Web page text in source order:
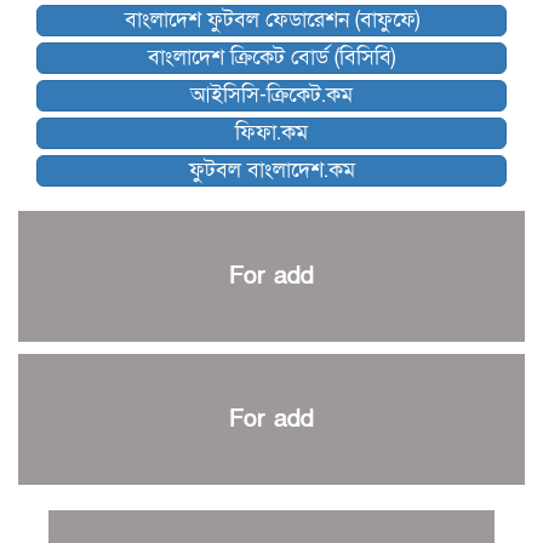
কিংস অ্যারেনায় ফাইনাল খেলবে না মোহামেডান!
কিউট-ডিআরইউ দাবায় মোরসালিন চ্যাম্পিয়ন
ব্রাদার্সকে হারিয়ে ফাইনালে মোহামেডান
নেইমারকে নিয়েই বিশ্বকাপে ব্রাজিলের প্রাথমিক স্কোয়াড
আর্জেন্টিনার ৫৫ সদস্যের প্রাথমিক দল ঘোষণা
পাকিস্তানের বিপক্ষে ঐতিহাসিক জয়ে ক্রীড়া প্রতিমন্ত্রীর অভিনন্দন
শান্ত-মুমিনুলদের ব্যাটে প্রথম দিন বাংলাদেশের
প্রচার বিমুখ এক ক্রীড়া অন্তপ্রাণ সংগঠক
বাংলাদেশ ফুটবল ফেডারেশন (বাফুফে)
বাংলাদেশ ক্রিকেট বোর্ড (বিসিবি)
আইসিসি-ক্রিকেট.কম
ফিফা.কম
ফুটবল বাংলাদেশ.কম
For add
For add